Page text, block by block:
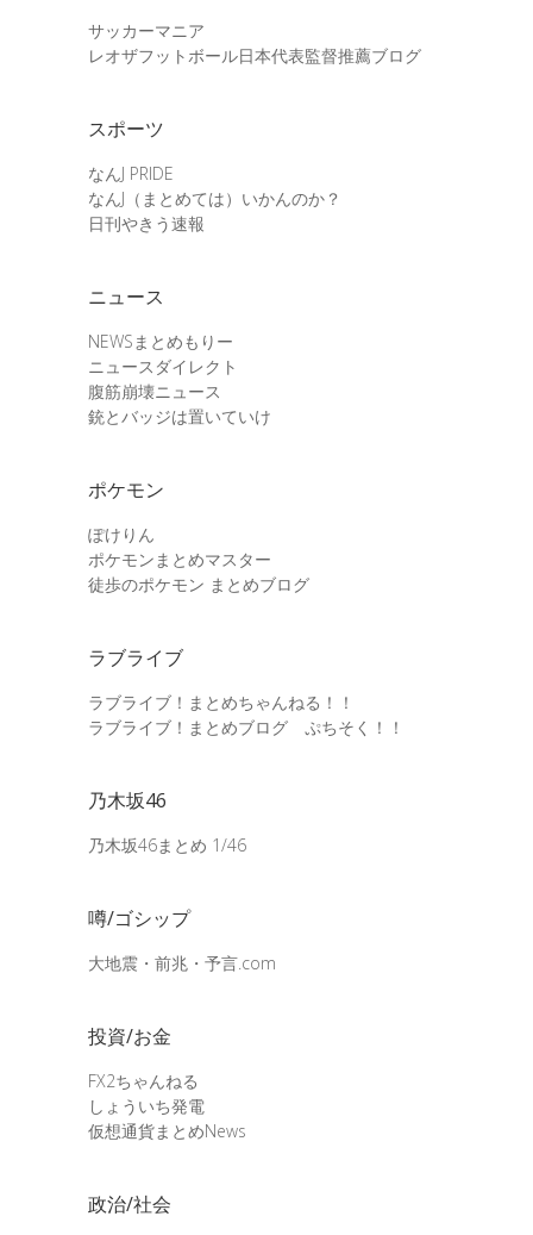
サッカーマニア
レオザフットボール日本代表監督推薦ブログ
スポーツ
なんJ PRIDE
なんJ（まとめては）いかんのか？
日刊やきう速報
ニュース
NEWSまとめもりー
ニュースダイレクト
腹筋崩壊ニュース
銃とバッジは置いていけ
ポケモン
ぽけりん
ポケモンまとめマスター
徒歩のポケモン まとめブログ
ラブライブ
ラブライブ！まとめちゃんねる！！
ラブライブ！まとめブログ ぷちそく！！
乃木坂46
乃木坂46まとめ 1/46
噂/ゴシップ
大地震・前兆・予言.com
投資/お金
FX2ちゃんねる
しょういち発電
仮想通貨まとめNews
政治/社会